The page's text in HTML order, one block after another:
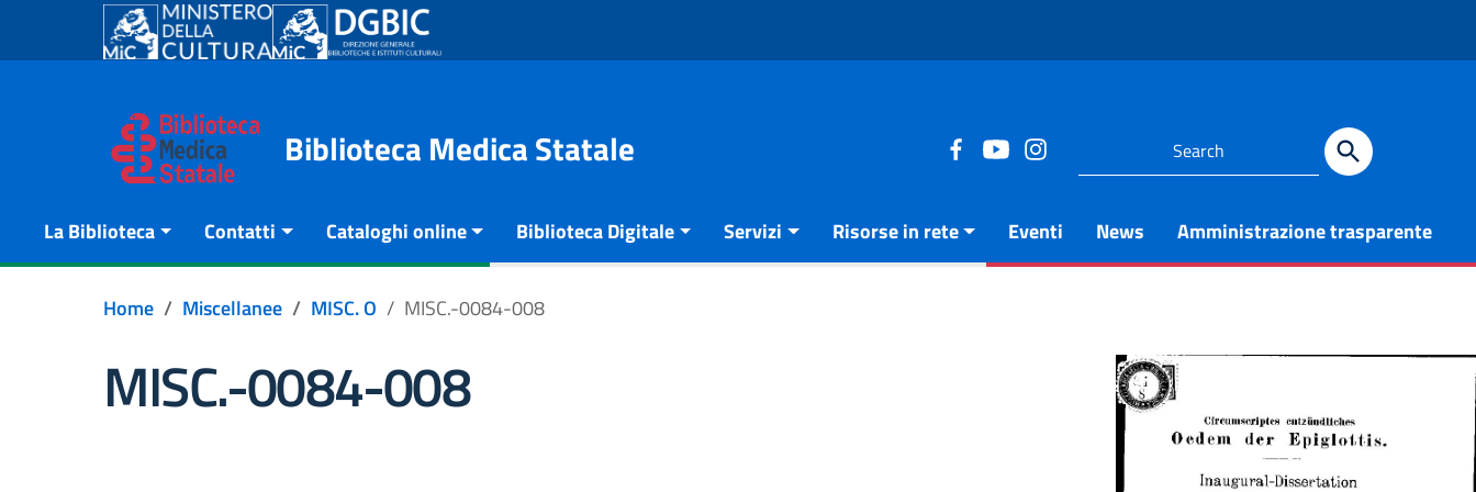
Go to content
Go to the navigation menu
Biblioteca Medica Statale
La Biblioteca Contatti Cataloghi online Biblioteca Digitale Servizi Risorse in rete Eventi News Amministrazione trasparente
Home Miscellanee MISC. O MISC.-0084-008
MISC.-0084-008